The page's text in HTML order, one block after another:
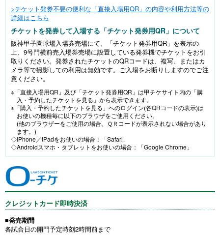
>チケット発券不要の便利な「直接入場用QR」の内容や利用方法等の
詳細はこちら
チケットを発券して入場する「チケット発券用QR」について
阪神甲子園球場入場券売場にて、「チケット発券用QR」を表示の
上、9号門横前売入場券売場に設置している発券機でチケットをお引
取りください。発券されたチケットのQRコードは、複写、またはカ
メラ等で撮影しての利用は無効です。ご入場をお断りしますのでご注
意ください。
※「直接入場用QR」及び「チケット発券用QR」は甲チケサイト内の「購
入・予約したチケットを見る」から表示できます。
※「購入・予約したチケットを見る」へのログイン(各QRコードの表示)は
お使いの機種毎に以下のブラウザをご使用ください。
(他のブラウザーをご使用の場合、ＱＲコードが表示されない場合があり
ます。)
◇iPhone／iPadをお使いの場合：「Safari」
◇Androidスマホ・タブレットをお使いの場合：「Google Chrome」
クレジットカード即時決済
■発売期間
各試合日の開門予定時刻2時間前まで